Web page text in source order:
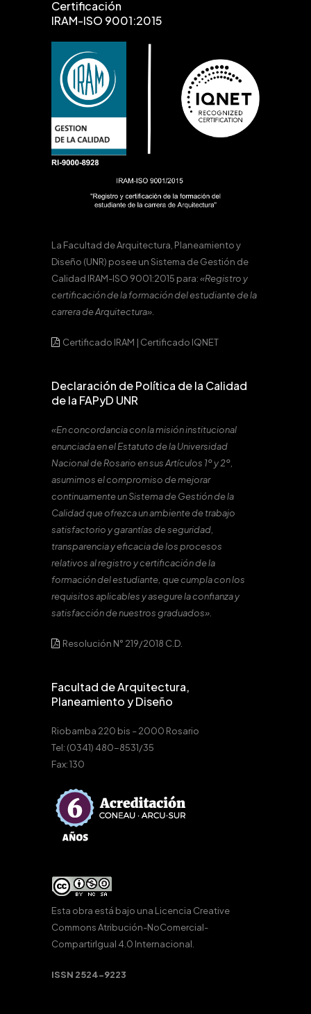
Certificación
IRAM-ISO 9001:2015
La Facultad de Arquitectura, Planeamiento y
Diseño (UNR) posee un Sistema de Gestión de
Calidad IRAM-ISO 9001:2015 para:«Registro y
certificación de la formación del estudiante de la
carrera de Arquitectura».
Certificado IRAM | Certificado IQNET
Declaración de Política de la Calidad
de la FAPyD UNR
«En concordancia con la misión institucional
enunciada en el Estatuto de la Universidad
Nacional de Rosario en sus Artículos 1º y 2º,
asumimos el compromiso de mejorar
continuamente un Sistema de Gestión de la
Calidad que ofrezca un ambiente de trabajo
satisfactorio y garantías de seguridad,
transparencia y eficacia de los procesos
relativos al registro y certificación de la
formación del estudiante, que cumpla con los
requisitos aplicables y asegure la confianza y
satisfacción de nuestros graduados».
Resolución N° 219/2018 C.D.
Facultad de Arquitectura,
Planeamiento y Diseño
Riobamba 220 bis – 2000 Rosario
Tel: (0341) 480-8531/35
Fax: 130
Esta obra está bajo una Licencia Creative
Commons Atribución-NoComercial-
CompartirIgual 4.0 Internacional.
ISSN 2524-9223